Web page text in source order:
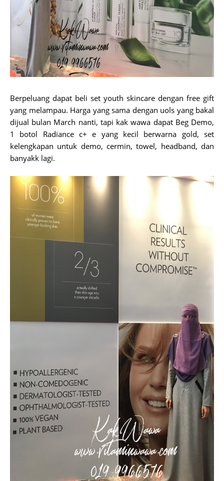
Berpeluang dapat beli set youth skincare dengan free gift
yang melampau. Harga yang sama dengan uols yang bakal
dijual bulan March nanti, tapi kak wawa dapat Beg Demo,
1 botol Radiance c+ e yang kecil berwarna gold, set
kelengkapan untuk demo, cermin, towel, headband, dan
banyakk lagi.